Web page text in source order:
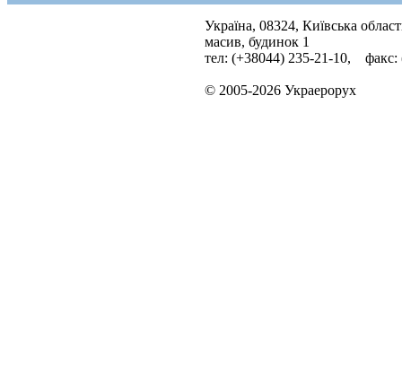
Україна, 08324, Київська
масив, будинок 1
тел: (+38044) 235-21-10, факс:
© 2005-2026 Украерорух